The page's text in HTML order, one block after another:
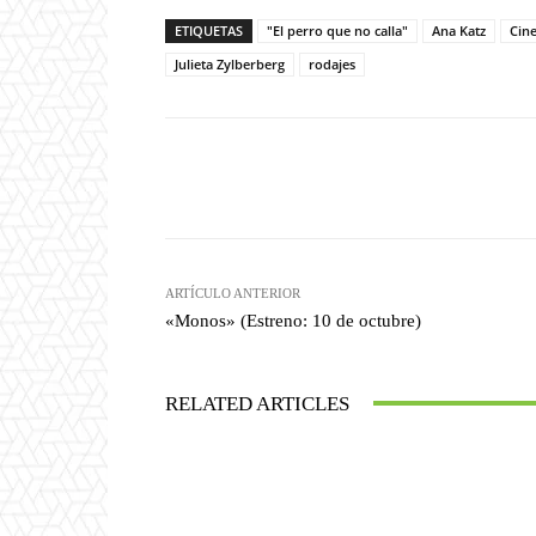
ETIQUETAS "El perro que no calla" Ana Katz
Julieta Zylberberg
rodajes
ARTÍCULO ANTERIOR
«Monos» (Estreno: 10 de octubre)
RELATED ARTICLES